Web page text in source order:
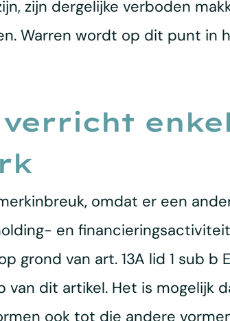
zijn dergelijke verboden
Warren wordt op dit punt in
enkel
omdat er een
en
van art. 13A lid 1 sub b
dit artikel. Het is mogelijk
ook tot die andere